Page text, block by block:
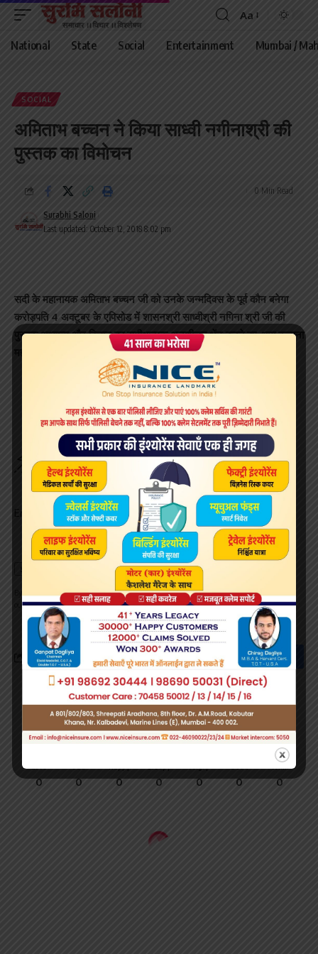
Font
Resizer
Aa
National State Social Entertainment Mumbai /
SOCIAL
अमिताभ बच्चन ने किया साध्वी नगीनाश्री की
पुस्तक का विमोचन
Last updated: October 12, 2018 8:02 pm
Surabhi Saloni
0 Min Read
सदी के महानायक अमिताभ बच्चन जी को उनके जन्मदिवस के पूर्व कौन बनेगा
करोड़पति 4 अक्टूबर के एपिसोड में शासनश्री साध्वीश्री नगिना श्री जी की
पुस्तक अध्यात्म और विज्ञान का समीक्षात्मक अनुशीलन भेंट करते हुए-क्षमा कल्पना
महावीर कोठारी एवं साक्षी गौरव मुणोत (मुम्बई निवासी)।
Sign Up For Daily Newsletter
Be keep up! Get the latest breaking news delivered
straight to your inbox.
Email address:
By signing up, you agree to ourTerms of Useand acknowledge the data practices in
ourPrivacy Policy. You may unsubscribe at any time.
What do you think?
0 0 0 0 0 0 0